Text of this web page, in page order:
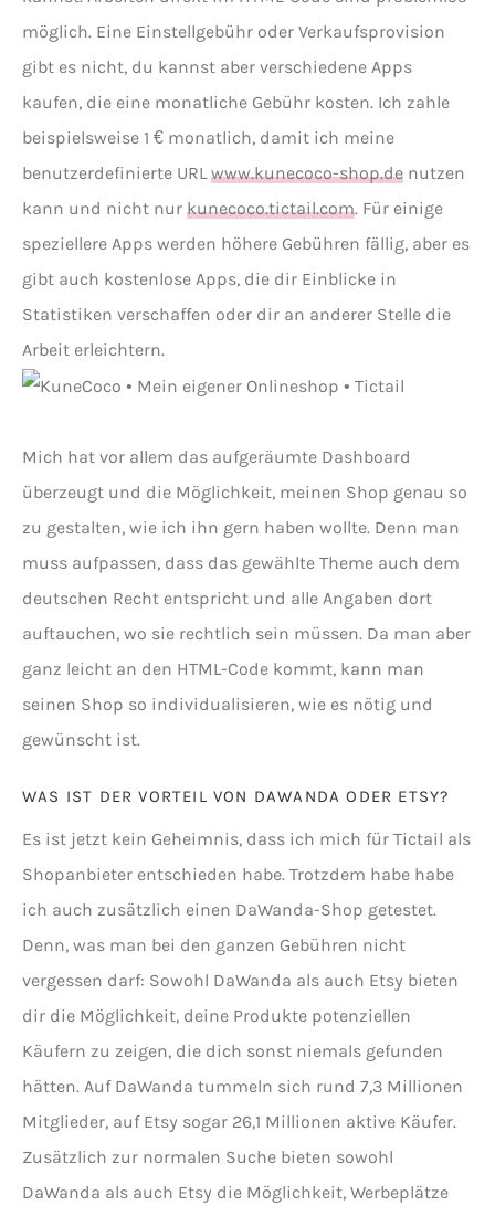
möglich. Eine Einstellgebühr oder Verkaufsprovision
gibt es nicht, du kannst aber verschiedene Apps
kaufen, die eine monatliche Gebühr kosten. Ich zahle
beispielsweise 1 € monatlich, damit ich meine
benutzerdefinierte URLwww.kunecoco-shop.de nutzen
kann und nicht nur kunecoco.tictail.com. Für einige
speziellere Apps werden höhere Gebühren fällig, aber es
gibt auch kostenlose Apps, die dir Einblicke in
Statistiken verschaffen oder dir an anderer Stelle die
Arbeit erleichtern.
Mich hat vor allem das aufgeräumte Dashboard
überzeugt und die Möglichkeit, meinen Shop genau so
zu gestalten, wie ich ihn gern haben wollte. Denn man
muss aufpassen, dass das gewählte Theme auch dem
deutschen Recht entspricht und alle Angaben dort
auftauchen, wo sie rechtlich sein müssen. Da man aber
ganz leicht an den HTML-Code kommt, kann man
seinen Shop so individualisieren, wie es nötig und
gewünscht ist.
WAS IST DER VORTEIL VON DAWANDA ODER ETSY?
Es ist jetzt kein Geheimnis, dass ich mich für Tictail als
Shopanbieter entschieden habe. Trotzdem habe habe
ich auch zusätzlich einen DaWanda-Shop getestet.
Denn, was man bei den ganzen Gebühren nicht
vergessen darf: Sowohl DaWanda als auch Etsy bieten
dir die Möglichkeit, deine Produkte potenziellen
Käufern zu zeigen, die dich sonst niemals gefunden
hätten. Auf DaWanda tummeln sich rund 7,3 Millionen
Mitglieder, auf Etsy sogar 26,1 Millionen aktive Käufer.
Zusätzlich zur normalen Suche bieten sowohl
DaWanda als auch Etsy die Möglichkeit, Werbeplätze